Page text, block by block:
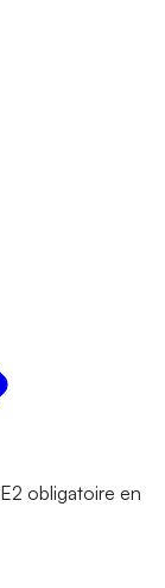
obligatoire en